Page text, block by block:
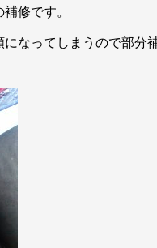
修です。
なってしまうので部分